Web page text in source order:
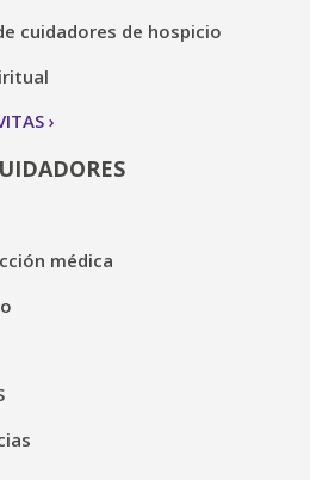
cuidadores de hospicio
médica